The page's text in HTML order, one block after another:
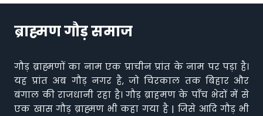
ब्राह्मण गौड़ समाज
गौड़ ब्राह्मणों का नाम एक प्राचीन प्रांत के नाम पर पड़ा है।
यह प्रांत अब गौड़ नगर है, जो चिरकाल तक बिहार और
बंगाल की राजधानी रहा है। गौड़ ब्राहमण के पाँच भेदों में से
एक खास गौड़ ब्राह्मण भी कहा गया है | जिसे आदि गौड़ भी